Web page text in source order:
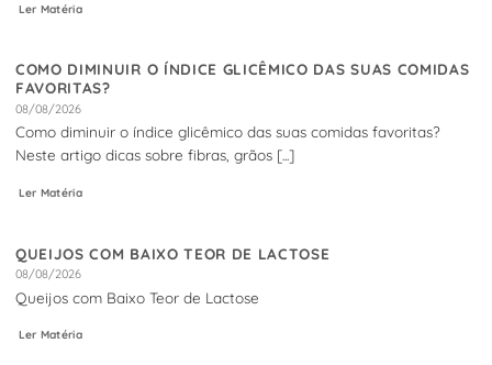
Ler Matéria
COMO DIMINUIR O ÍNDICE GLICÊMICO DAS SUAS COMIDAS
FAVORITAS?
08/08/2026
Como diminuir o índice glicêmico das suas comidas favoritas?
Neste artigo dicas sobre fibras, grãos [...]
Ler Matéria
QUEIJOS COM BAIXO TEOR DE LACTOSE
08/08/2026
Queijos com Baixo Teor de Lactose
Ler Matéria